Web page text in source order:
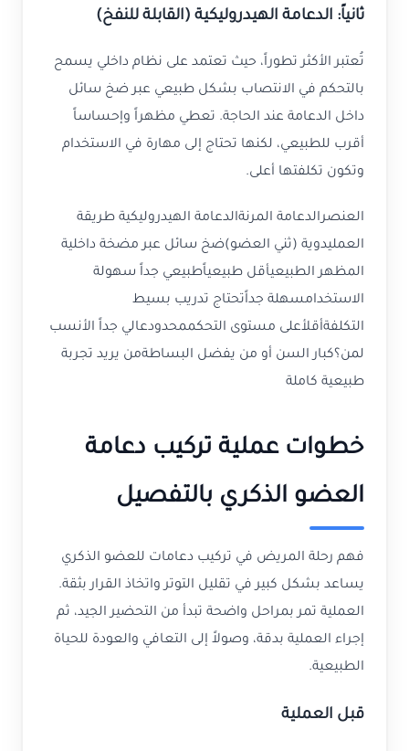
ثانياً: الدعامة الهيدروليكية (القابلة للنفخ)
تُعتبر الأكثر تطوراً، حيث تعتمد على نظام داخلي يسمح
بالتحكم في الانتصاب بشكل طبيعي عبر ضخ سائل
داخل الدعامة عند الحاجة. تعطي مظهراً وإحساساً
أقرب للطبيعي، لكنها تحتاج إلى مهارة في الاستخدام
وتكون تكلفتها أعلى.
العنصرالدعامة المرنةالدعامة الهيدروليكية طريقة
العمليدوية (ثني العضو)ضخ سائل عبر مضخة داخلية
المظهر الطبيعيأقل طبيعياًطبيعي جداً سهولة
الاستخدامسهلة جداًتحتاج تدريب بسيط
التكلفةأقلأعلى مستوى التحكممحدودعالي جداً الأنسب
لمن؟كبار السن أو من يفضل البساطةمن يريد تجربة
طبيعية كاملة
خطوات عملية تركيب دعامة
العضو الذكري بالتفصيل
فهم رحلة المريض في تركيب دعامات للعضو الذكري
يساعد بشكل كبير في تقليل التوتر واتخاذ القرار بثقة.
العملية تمر بمراحل واضحة تبدأ من التحضير الجيد، ثم
إجراء العملية بدقة، وصولاً إلى التعافي والعودة للحياة
الطبيعية.
قبل العملية